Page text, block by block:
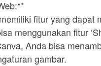
fitur yang dapat
menggunakan fitur
Anda bisa
gambar.